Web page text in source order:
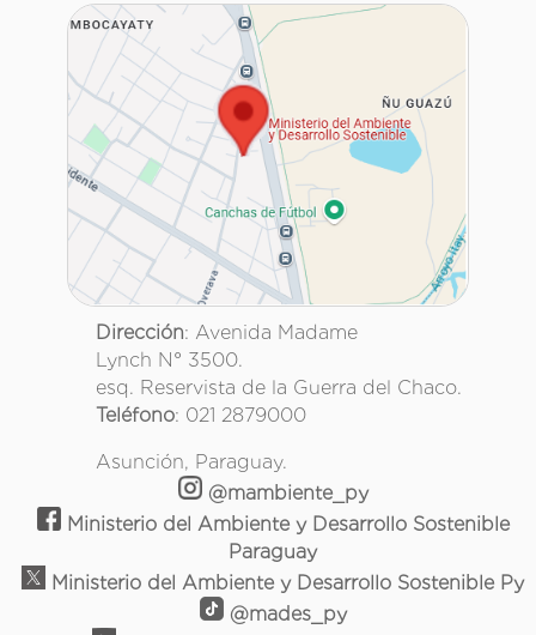
Dirección: Avenida Madame
Lynch N° 3500.
esq. Reservista de la Guerra del Chaco.
Teléfono: 021 2879000
Asunción, Paraguay.
@mambiente_py
Ministerio del Ambiente y Desarrollo Sostenible
Paraguay
Ministerio del Ambiente y Desarrollo Sostenible Py
@mades_py